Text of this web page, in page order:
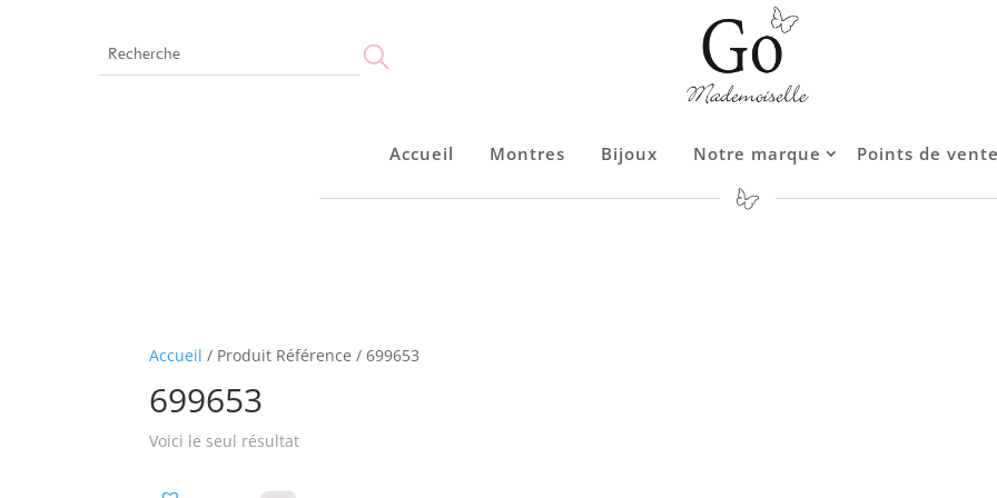
Accueil Montres Bijoux Notre marque Points de vente
Accueil Montres Bijoux Notre marque Points de vente
Accueil / Produit Référence / 699653
699653
Voici le seul résultat